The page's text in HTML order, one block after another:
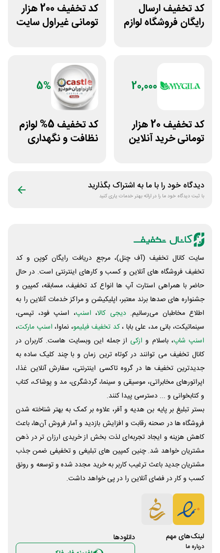
کد تخفیف ارسال
رایگان فروشگاه لوازم
کد تخفیف 200 هزار
تومانی غیراول سایت
20,000
کد تخفیف 20 هزار
تومانی خرید آنلاین
5%
کد تخفیف 5% لوازم
نظافت و نگهداری
دیدگاه خود را با ما به اشتراک بگذارید
با ثبت دیدگاه خود ما را در ارائه بهتر خدمات یاری کنید
سایت کانال تخفیف (آف چنل)، مرجع دریافت رایگان کوپن و کد
تخفیف فروشگاه های آنلاین و کسب و‌ کارهای اینترنتی است. در حال
حاضر با همراهی استارت آپ ها انواع کد تخفیف، مسابقه، کمپین و
جشنواره های صدها برند معتبر، اپلیکیشن و مراکز خدمات آنلاین را به
اطلاع مخاطبان می‌رسانیم. دیجی کالا، اسنپ، اسنپ فود، تپسی،
سینماتیکت، بانی مد، علی‌ بابا ،کد تخفیف فیلیمو، نماوا، اسنپ مارکت،
اسنپ شاپ، باسلام و ازکی از جمله این وبسایت ‌هاست. کاربران در
کانال تخفیف می توانند در کوتاه ترین زمان و با چند کلیک ساده به
جدیدترین تخفیف ها در گروه تاکسی اینترنتی، سفارش آنلاین غذا،
اپراتورهای مخابراتی، موسیقی و سینما، گردشگری، مد و پوشاک، کتاب
و کتابخوانی و ... دسترسی پیدا کنند.
بستر تبلیغ بر پایه بن هدیه و آفر، علاوه بر کمک به بهتر شناخته شدن
فروشگاه ها در صحنه رقابت و افزایش بازدید و آمار فروش آن‌ها، باعث
کاهش هزینه و ایجاد تجربه‌ای لذت بخش از خریدی ارزان تر در ذهن
مشتریان خواهد شد. چنین کمپین های تبلیغی و تخفیفی ضمن جذب
مشتریان جدید باعث ترغیب کاربر به خرید مجدد شده و توسعه و رونق
کسب و کار در فضای آنلاین را در پی خواهد داشت.
لینک‌های مهم
درباره ما
دانلود‌ها